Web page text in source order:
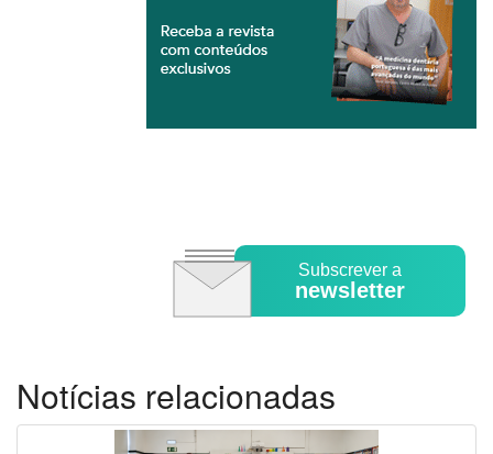
Subscrever a
newsletter
Notícias relacionadas